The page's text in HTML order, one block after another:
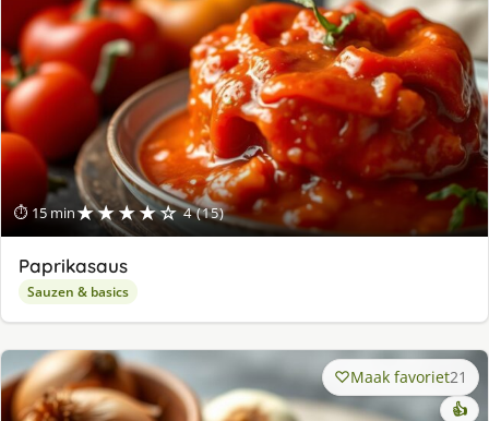
⏱ 15 min★★★★☆ 4 (15)
Paprikasaus
Sauzen & basics
Maak favoriet21
👍